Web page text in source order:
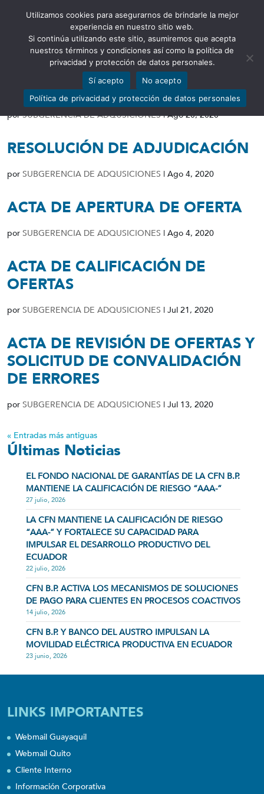
Abrir barra de herramientas
ACTA DE NEGOCIACIÓN
porSUBGERENCIA DE ADQUSICIONES|Ago 20, 2020
RESOLUCIÓN DE ADJUDICACIÓN
por SUBGERENCIA DE ADQUSICIONES | Ago 4, 2020
ACTA DE APERTURA DE OFERTA
por SUBGERENCIA DE ADQUSICIONES | Ago 4, 2020
ACTA DE CALIFICACIÓN DE
OFERTAS
por SUBGERENCIA DE ADQUSICIONES | Jul 21, 2020
ACTA DE REVISIÓN DE OFERTAS Y
SOLICITUD DE CONVALIDACIÓN
DE ERRORES
por SUBGERENCIA DE ADQUSICIONES | Jul 13, 2020
« Entradas más antiguas
Últimas Noticias
EL FONDO NACIONAL DE GARANTÍAS DE LA CFN B.P.
MANTIENE LA CALIFICACIÓN DE RIESGO “AAA-”
27 julio, 2026
LA CFN MANTIENE LA CALIFICACIÓN DE RIESGO
“AAA-” Y FORTALECE SU CAPACIDAD PARA
IMPULSAR EL DESARROLLO PRODUCTIVO DEL
ECUADOR
22 julio, 2026
CFN B.P. ACTIVA LOS MECANISMOS DE SOLUCIONES
DE PAGO PARA CLIENTES EN PROCESOS COACTIVOS
14 julio, 2026
CFN B.P. Y BANCO DEL AUSTRO IMPULSAN LA
MOVILIDAD ELÉCTRICA PRODUCTIVA EN ECUADOR
23 junio, 2026
LINKS IMPORTANTES
Webmail Guayaquil
Webmail Quito
Cliente Interno
Información Corporativa
Utilizamos cookies para asegurarnos de brindarle la mejor
experiencia en nuestro sitio web.
Si continúa utilizando este sitio, asumiremos que acepta
nuestros términos y condiciones así como la política de
privacidad y protección de datos personales.
Sí acepto
No acepto
Política de privacidad y protección de datos personales